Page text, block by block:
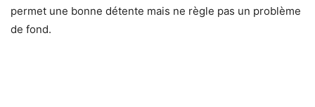
permet une bonne détente mais ne règle pas un problème
de fond.